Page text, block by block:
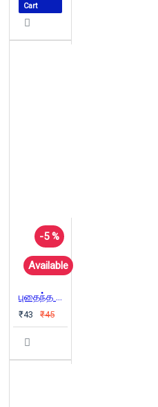
Cart
-5 %
Available
புதைந்த காற்று
₹43 ₹45